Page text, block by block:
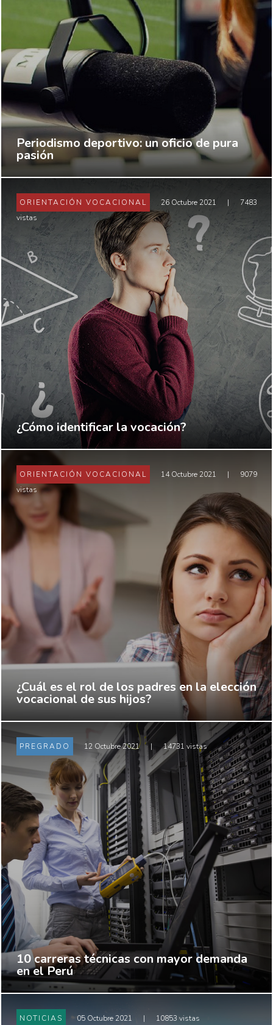
Periodismo deportivo: un oficio de pura
pasión
ORIENTACIÓN VOCACIONAL 26 Octubre 2021 |
7483
vistas
¿Cómo identificar la vocación?
ORIENTACIÓN VOCACIONAL 14 Octubre 2021 |
9079
vistas
¿Cuál es el rol de los padres en la elección
vocacional de sus hijos?
PREGRADO 12 Octubre 2021 | 14731 vistas
10 carreras técnicas con mayor demanda
en el Perú
NOTICIAS 05 Octubre 2021 | 10853 vistas